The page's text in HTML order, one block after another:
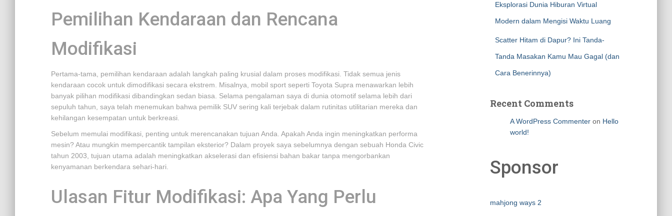
Pemilihan Kendaraan dan Rencana
Modifikasi
Pertama-tama, pemilihan kendaraan adalah langkah paling krusial dalam proses modifikasi. Tidak semua jenis
kendaraan cocok untuk dimodifikasi secara ekstrem. Misalnya, mobil sport seperti Toyota Supra menawarkan lebih
banyak pilihan modifikasi dibandingkan sedan biasa. Selama pengalaman saya di dunia otomotif selama lebih dari
sepuluh tahun, saya telah menemukan bahwa pemilik SUV sering kali terjebak dalam rutinitas utilitarian mereka dan
kehilangan kesempatan untuk berkreasi.
Sebelum memulai modifikasi, penting untuk merencanakan tujuan Anda. Apakah Anda ingin meningkatkan performa
mesin? Atau mungkin mempercantik tampilan eksterior? Dalam proyek saya sebelumnya dengan sebuah Honda Civic
tahun 2003, tujuan utama adalah meningkatkan akselerasi dan efisiensi bahan bakar tanpa mengorbankan
kenyamanan berkendara sehari-hari.
Ulasan Fitur Modifikasi: Apa Yang Perlu
Eksplorasi Dunia Hiburan Virtual
Modern dalam Mengisi Waktu Luang
Scatter Hitam di Dapur? Ini Tanda-
Tanda Masakan Kamu Mau Gagal (dan
Cara Benerinnya)
Recent Comments
A WordPress Commenteron Hello
world!
Sponsor
mahjong ways 2